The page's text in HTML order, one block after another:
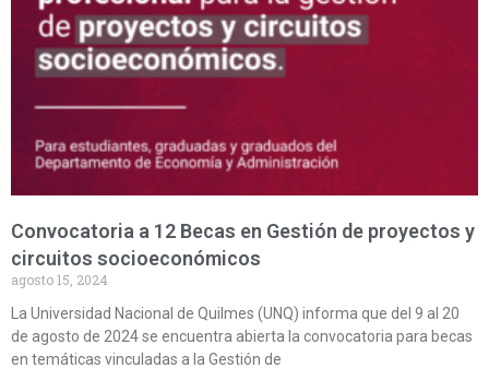
Convocatoria a 12 Becas en Gestión de proyectos y
circuitos socioeconómicos
agosto 15, 2024
La Universidad Nacional de Quilmes (UNQ) informa que del 9 al 20
de agosto de 2024 se encuentra abierta la convocatoria para becas
en temáticas vinculadas a la Gestión de